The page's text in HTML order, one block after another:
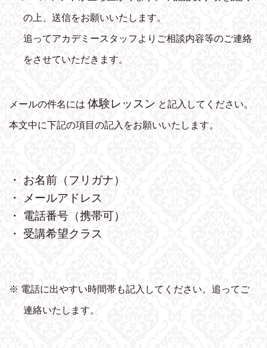
の上、送信をお願いいたします。
追ってアカデミースタッフよりご相談内容等のご連絡
をさせていただきます。
メールの件名には 体験レッスン と記入してください。
本文中に下記の項目の記入をお願いいたします。
・ お名前（フリガナ）
・ メールアドレス
・ 電話番号（携帯可）
・ 受講希望クラス
※ 電話に出やすい時間帯も記入してください。追ってご
連絡いたします。